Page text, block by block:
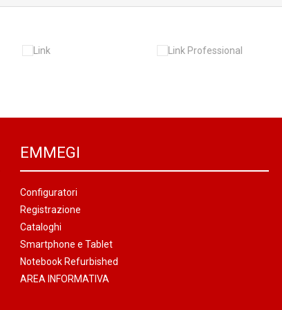
EMMEGI
Configuratori
Registrazione
Cataloghi
Smartphone e Tablet
Notebook Refurbished
AREA INFORMATIVA